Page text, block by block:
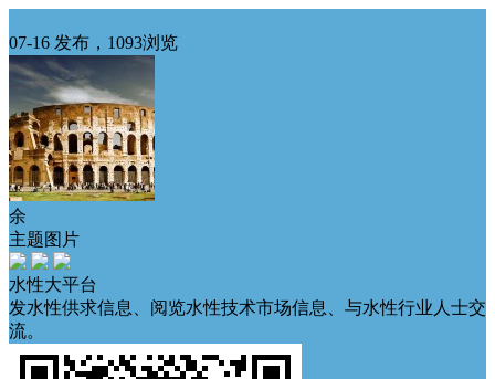
07-16 发布，1093浏览
余
主题图片
水性大平台
发水性供求信息、阅览水性技术市场信息、与水性行业人士交
流。